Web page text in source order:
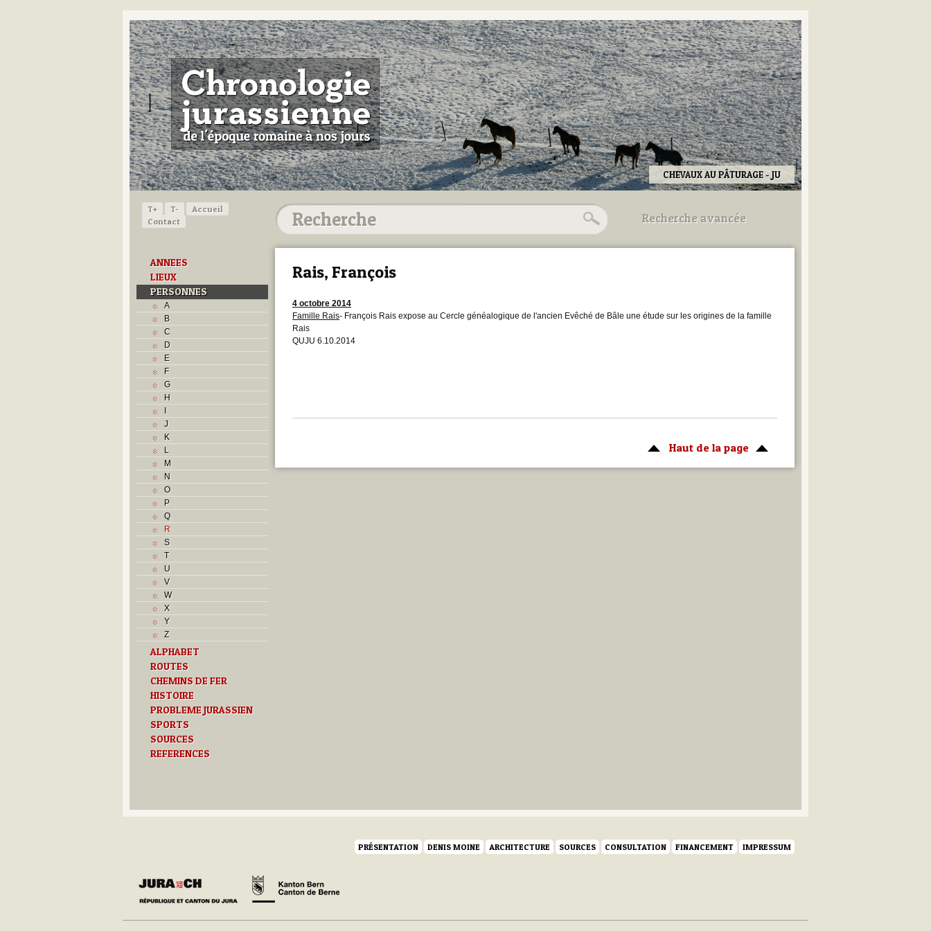
CHEVAUX AU PÂTURAGE - JU
T+ T-
Accueil
Contact
ANNEES
LIEUX
PERSONNES
A
B
C
D
E
F
G
H
I
J
K
L
M
N
O
P
Q
R
S
T
U
V
W
X
Y
Z
ALPHABET
ROUTES
CHEMINS DE FER
HISTOIRE
PROBLEME JURASSIEN
SPORTS
SOURCES
REFERENCES
Recherche avancée
Utilisez les champs ci-dessous
Rais, François
4 octobre 2014
Famille Rais- François Rais expose au Cercle généalogique de l'ancien Evêché de Bâle une étude sur les origines de la famille
Rais
QUJU 6.10.2014
Haut de la page
PRÉSENTATION DENIS MOINE ARCHITECTURE SOURCES CONSULTATION FINANCEMENT IMPRESSUM